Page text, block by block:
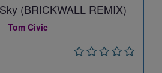
(BRICKWALL REMIX)
Tom Civic